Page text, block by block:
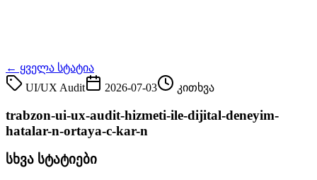
← ყველა სტატია
UI/UX Audit
2026-07-03 კითხვა
trabzon-ui-ux-audit-hizmeti-ile-dijital-deneyim-
hatalar-n-ortaya-c-kar-n
სხვა სტატიები